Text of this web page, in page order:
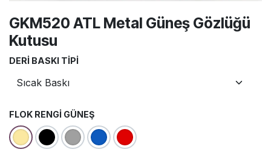
GKM520 ATL Metal Güneş Gözlüğü
Kutusu
DERI BASKI TIPI
FLOK RENGI GÜNEŞ